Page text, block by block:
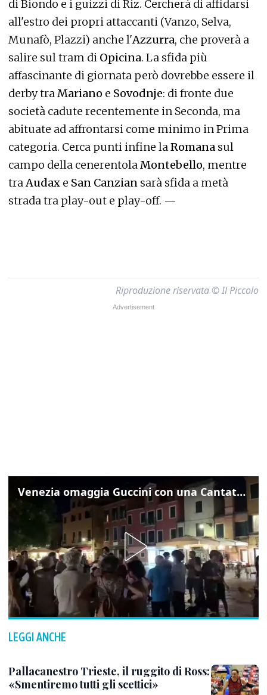
di Biondo e i guizzi di Riz. Cercherà di affidarsi
all'estro dei propri attaccanti (Vanzo, Selva,
Munafò, Plazzi) anche l'Azzurra, che proverà a
salire sul tram di Opicina. La sfida più
affascinante di giornata però dovrebbe essere il
derby traMariano e Sovodnje: di fronte due
società cadute recentemente in Seconda, ma
abituate ad affrontarsi come minimo in Prima
categoria. Cerca punti infine laRomana sul
campo della cenerentolaMontebello, mentre
traAudax e San Canzian sarà sfida a metà
strada tra play-out e play-off. —
Riproduzione riservata © Il Piccolo
Venezia omaggia Guccini con una Cantata Anarchica in campo Santa Margherita
LEGGI ANCHE
Pallacanestro Trieste, il ruggito di Ross:
«Smentiremo tutti gli scettici»